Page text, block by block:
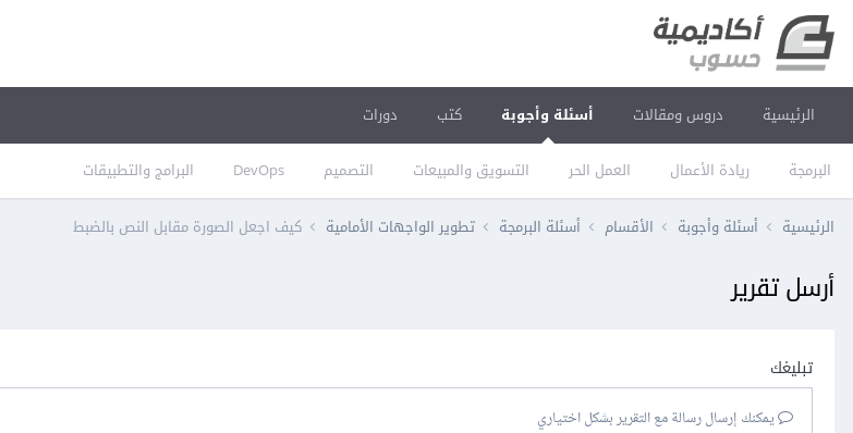
الرئيسية دروس ومقالات أسئلة وأجوبة
البرمجة ريادة الأعمال العمل الحر التسويق والمبيعات التصميم DevOps البرامج والتطبيقات
كتب دورات
الرئيسية أسئلة وأجوبة الأقسام أسئلة البرمجة تطوير الواجهات الأمامية كيف اجعل الصورة مقابل النص بالضبط
أرسل تقرير
تبليغك
يمكنك إرسال رسالة مع التقرير بشكل اختياري